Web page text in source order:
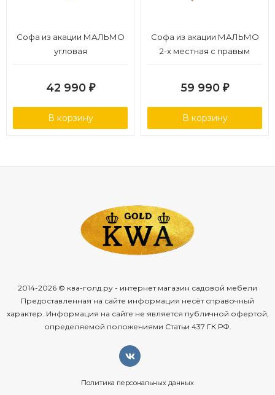
Софа из акации МАЛЬМО
угловая
42 990 ₽
В корзину
Софа из акации МАЛЬМО
2-х местная с правым
59 990 ₽
В корзину
2014-2026 © ква-голд.ру - интернет магазин садовой мебели
Предоставленная на сайте информация несёт справочный
характер. Информация на сайте не является публичной офертой,
определяемой положениями Статьи 437 ГК РФ.
Политика персональных данных